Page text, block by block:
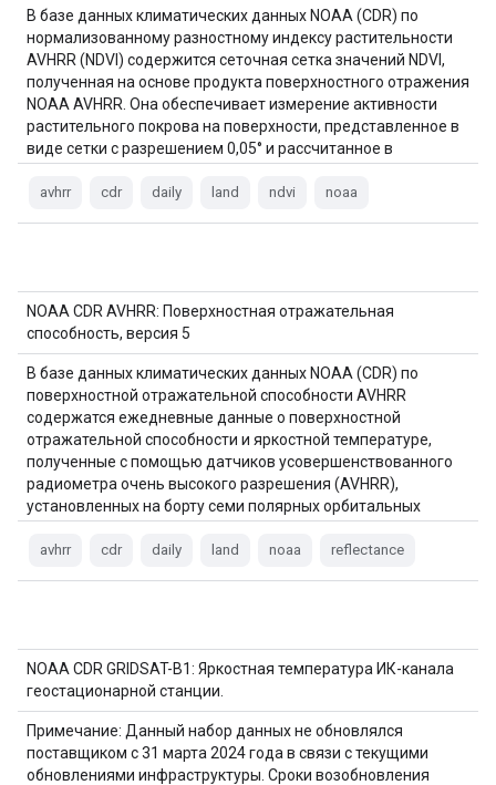
В базе данных климатических данных NOAA (CDR) по
нормализованному разностному индексу растительности
AVHRR (NDVI) содержится сеточная сетка значений NDVI,
полученная на основе продукта поверхностного отражения
NOAA AVHRR. Она обеспечивает измерение активности
растительного покрова на поверхности, представленное в
виде сетки с разрешением 0,05° и рассчитанное в
avhrr cdr daily land ndvi noaa
NOAA CDR AVHRR: Поверхностная отражательная
способность, версия 5
В базе данных климатических данных NOAA (CDR) по
поверхностной отражательной способности AVHRR
содержатся ежедневные данные о поверхностной
отражательной способности и яркостной температуре,
полученные с помощью датчиков усовершенствованного
радиометра очень высокого разрешения (AVHRR),
установленных на борту семи полярных орбитальных
разрешением 0,05° и вычислены…
avhrr cdr daily land noaa reflectance
NOAA CDR GRIDSAT-B1: Яркостная температура ИК-канала
геостационарной станции.
Примечание: Данный набор данных не обновлялся
поставщиком с 31 марта 2024 года в связи с текущими
обновлениями инфраструктуры. Сроки возобновления